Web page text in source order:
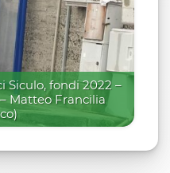
Siculo, fondi 2022 –
Matteo Francilia